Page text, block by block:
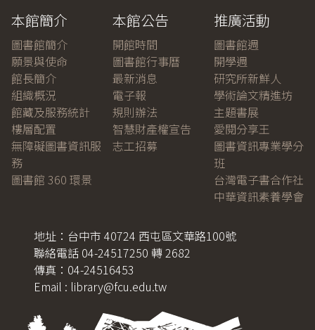
本館簡介
圖書館簡介
願景與使命
館長簡介
組織概況
館藏及服務統計
樓層配置
無障礙圖書資訊服
務
圖書館 360 環景
本館公告
開館時間
圖書館行事曆
最新消息
電子報
規則辦法
智慧財產權宣告
志工招募
推廣活動
圖書館週
開學週
研究所新鮮人
學術論文精進坊
主題書展
愛閱分享王
圖書資訊專業學分
班
台灣電子書合作社
中華資訊素養學會
地址：台中市 40724 西屯區文華路100號
聯絡電話 04-24517250 轉 2682
傳真：04-24516453
Email : library@fcu.edu.tw